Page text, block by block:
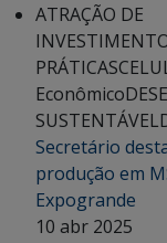
ATRAÇÃO DE
PRÁTICAS
Econômico
SUSTENTÁVEL
Secretário
produção em
Expogrande
10 abr 2025